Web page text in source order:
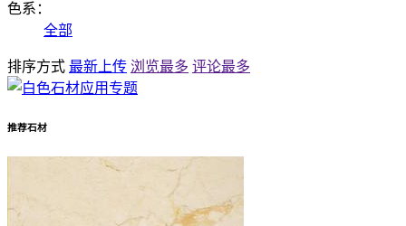
色系：
全部
排序方式 最新上传 浏览最多 评论最多
推荐石材